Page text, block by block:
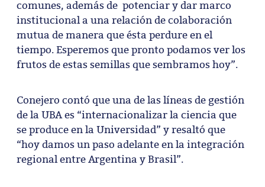
comunes, además de potenciar y dar marco
institucional a una relación de colaboración
mutua de manera que ésta perdure en el
tiempo. Esperemos que pronto podamos ver los
frutos de estas semillas que sembramos hoy”.
Conejero contó que una de las líneas de gestión
de la UBA es “internacionalizar la ciencia que
se produce en la Universidad” y resaltó que
“hoy damos un paso adelante en la integración
regional entre Argentina y Brasil”.